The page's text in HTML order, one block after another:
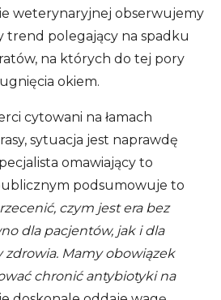
weterynaryjnej obserwujemy
trend polegający na spadku
na których do tej pory
okiem.
cytowani na łamach
sytuacja jest naprawdę
omawiający to
podsumowuje to
czym jest era bez
dla pacjentów, jak i dla
zdrowia. Mamy obowiązek
chronić antybiotyki na